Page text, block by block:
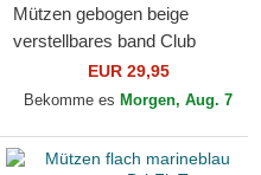
Mützen gebogen beige
verstellbares band Club
Structured Uv Poly Ripstop
der Boston Red Sox MLB...
EUR 29,95
Bekomme es Morgen, Aug. 7